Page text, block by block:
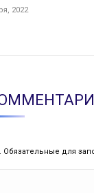
2022
для